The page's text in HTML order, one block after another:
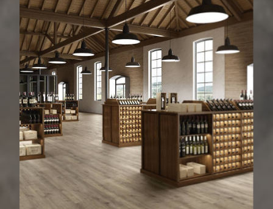
Marignane, Gignac la Nerthe, Fos sur Mer